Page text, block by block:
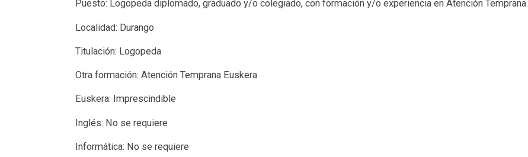
Puesto: Logopeda diplomado, graduado y/o colegiado, con formación y/o experiencia en Atención Temprana.
Localidad: Durango
Titulación: Logopeda
Otra formación: Atención Temprana Euskera
Euskera: Imprescindible
Inglés: No se requiere
Informática: No se requiere